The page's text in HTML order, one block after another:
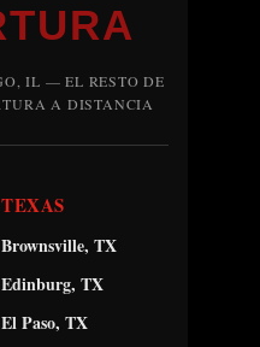
IL — EL RESTO DE
A DISTANCIA
TEXAS
Brownsville, TX
Edinburg, TX
El Paso, TX